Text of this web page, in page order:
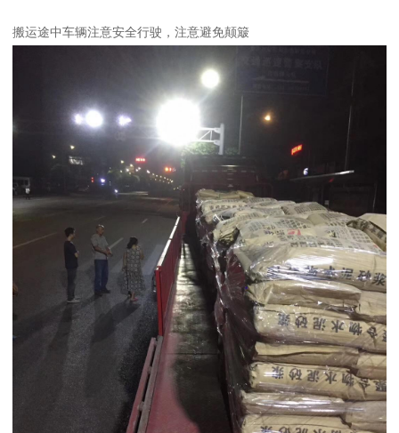
搬运途中车辆注意安全行驶，注意避免颠簸